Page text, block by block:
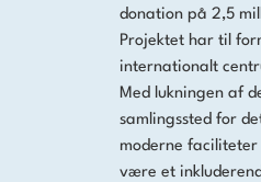
donation på 2,5
Projektet har til
internationalt
Med lukningen af
samlingssted for
moderne
være et